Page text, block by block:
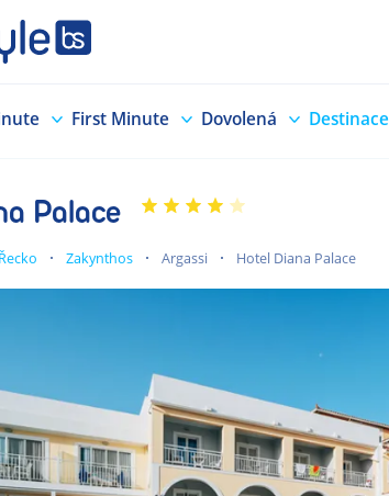
First Minute Dovolená Destinace
Palace
Řecko Zakynthos Argassi Hotel Diana Palace